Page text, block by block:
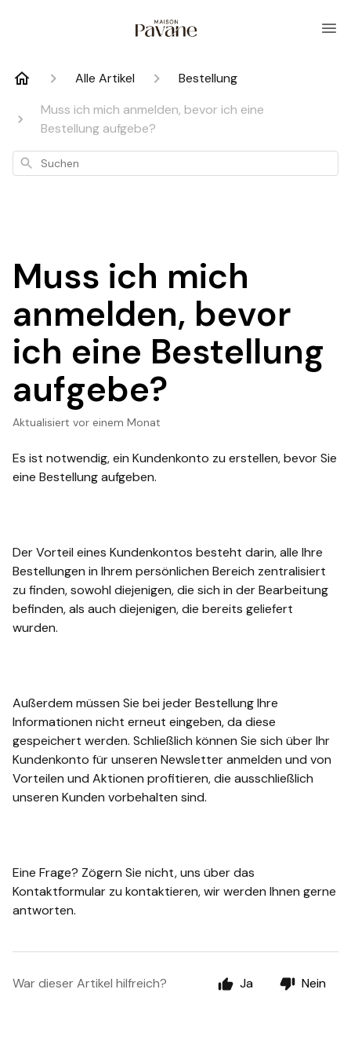
Alle Artikel
Bestellung
Muss ich mich anmelden, bevor ich eine
Bestellung aufgebe?
Suchen
Muss ich mich
anmelden, bevor
ich eine Bestellung
aufgebe?
Aktualisiert vor einem Monat
Es ist notwendig, ein Kundenkonto zu erstellen, bevor Sie
eine Bestellung aufgeben.
Der Vorteil eines Kundenkontos besteht darin, alle Ihre
Bestellungen in Ihrem persönlichen Bereich zentralisiert
zu finden, sowohl diejenigen, die sich in der Bearbeitung
befinden, als auch diejenigen, die bereits geliefert
wurden.
Außerdem müssen Sie bei jeder Bestellung Ihre
Informationen nicht erneut eingeben, da diese
gespeichert werden. Schließlich können Sie sich über Ihr
Kundenkonto für unseren Newsletter anmelden und von
Vorteilen und Aktionen profitieren, die ausschließlich
unseren Kunden vorbehalten sind.
Eine Frage? Zögern Sie nicht, uns über das
Kontaktformular zu kontaktieren, wir werden Ihnen gerne
antworten.
War dieser Artikel hilfreich? Ja Nein